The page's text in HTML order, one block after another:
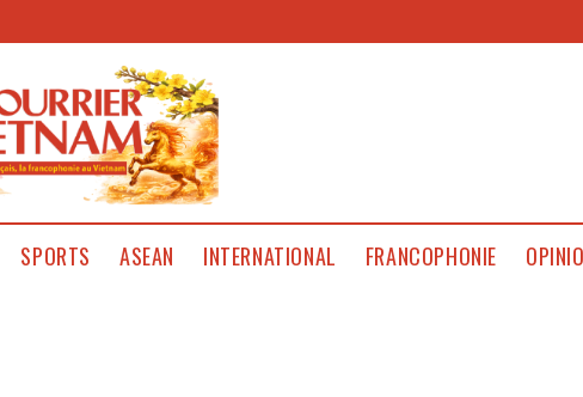
SPORTS ASEAN INTERNATIONAL FRANCOPHONIE